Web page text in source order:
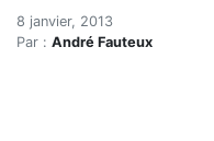
Accueil
Articles
Hypersensibilités
Le sans fil : une
Le sans fil :
8 janvier, 2013
Par : André Fauteux